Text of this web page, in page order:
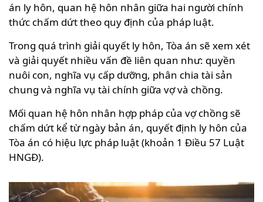
án ly hôn, quan hệ hôn nhân giữa hai người chính
thức chấm dứt theo quy định của pháp luật.
Trong quá trình giải quyết ly hôn, Tòa án sẽ xem xét
và giải quyết nhiều vấn đề liên quan như: quyền
nuôi con, nghĩa vụ cấp dưỡng, phân chia tài sản
chung và nghĩa vụ tài chính giữa vợ và chồng.
Mối quan hệ hôn nhân hợp pháp của vợ chồng sẽ
chấm dứt kể từ ngày bản án, quyết định ly hôn của
Tòa án có hiệu lực pháp luật (khoản 1 Điều 57 Luật
HNGĐ).